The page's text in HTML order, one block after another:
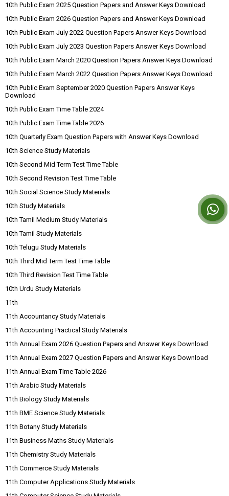
10th Public Exam 2025 Question Papers and Answer Keys Download
10th Public Exam 2026 Question Papers and Answer Keys Download
10th Public Exam July 2022 Question Papers Answer Keys Download
10th Public Exam July 2023 Question Papers Answer Keys Download
10th Public Exam March 2020 Question Papers Answer Keys Download
10th Public Exam March 2022 Question Papers Answer Keys Download
10th Public Exam September 2020 Question Papers Answer Keys
Download
10th Public Exam Time Table 2024
10th Public Exam Time Table 2026
10th Quarterly Exam Question Papers with Answer Keys Download
10th Science Study Materials
10th Second Mid Term Test Time Table
10th Second Revision Test Time Table
10th Social Science Study Materials
10th Study Materials
10th Tamil Medium Study Materials
10th Tamil Study Materials
10th Telugu Study Materials
10th Third Mid Term Test Time Table
10th Third Revision Test Time Table
10th Urdu Study Materials
11th
11th Accountancy Study Materials
11th Accounting Practical Study Materials
11th Annual Exam 2026 Question Papers and Answer Keys Download
11th Annual Exam 2027 Question Papers and Answer Keys Download
11th Annual Exam Time Table 2026
11th Arabic Study Materials
11th Biology Study Materials
11th BME Science Study Materials
11th Botany Study Materials
11th Business Maths Study Materials
11th Chemistry Study Materials
11th Commerce Study Materials
11th Computer Applications Study Materials